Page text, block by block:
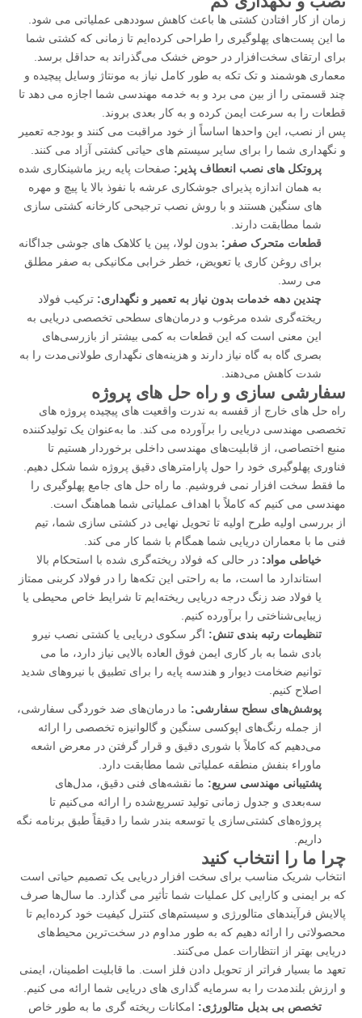
زمان از کار افتادن کشتی ها باعث کاهش سوددهی عملیاتی می شود.
ما این پست‌های پهلوگیری را طراحی کرده‌ایم تا زمانی که کشتی شما
برای ارتقای سخت‌افزار در حوض خشک می‌گذراند به حداقل برسد.
معماری هوشمند و تک تکه به طور کامل نیاز به مونتاژ وسایل پیچیده و
چند قسمتی را از بین می برد و به خدمه مهندسی شما اجازه می دهد تا
قطعات را به سرعت ایمن کرده و به کار بعدی بروند.
پس از نصب، این واحدها اساساً از خود مراقبت می کنند و بودجه تعمیر
و نگهداری شما را برای سایر سیستم های حیاتی کشتی آزاد می کنند.
پروتکل های نصب انعطاف پذیر: صفحات پایه ریز ماشینکاری شده
به همان اندازه پذیرای جوشکاری عرشه با نفوذ بالا یا پیچ و مهره
های سنگین هستند و با روش نصب ترجیحی کارخانه کشتی سازی
شما مطابقت دارند.
قطعات متحرک صفر: بدون لولا، پین یا کلاهک های جوشی جداگانه
برای روغن کاری یا تعویض، خطر خرابی مکانیکی به صفر مطلق
می رسد.
چندین دهه خدمات بدون نیاز به تعمیر و نگهداری: ترکیب فولاد
ریخته‌گری شده مرغوب و درمان‌های سطحی تخصصی دریایی به
این معنی است که این قطعات به کمی بیشتر از بازرسی‌های
بصری گاه به گاه نیاز دارند و هزینه‌های نگهداری طولانی‌مدت را به
شدت کاهش می‌دهند.
سفارشی سازی و راه حل های پروژه
راه حل های خارج از قفسه به ندرت واقعیت های پیچیده پروژه های
تخصصی مهندسی دریایی را برآورده می کند. ما به‌عنوان یک تولیدکننده
منبع اختصاصی، از قابلیت‌های مهندسی داخلی برخوردار هستیم تا
فناوری پهلوگیری خود را حول پارامترهای دقیق پروژه شما شکل دهیم.
ما فقط سخت افزار نمی فروشیم. ما راه حل های جامع پهلوگیری را
مهندسی می کنیم که کاملاً با اهداف عملیاتی شما هماهنگ است.
از بررسی اولیه طرح اولیه تا تحویل نهایی در کشتی سازی شما، تیم
فنی ما با معماران دریایی شما همگام با شما کار می کند.
خیاطی مواد: در حالی که فولاد ریخته‌گری شده با استحکام بالا
استاندارد ما است، ما به راحتی این تکه‌ها را در فولاد کربنی ممتاز
یا فولاد ضد زنگ درجه دریایی ریخته‌ایم تا شرایط خاص محیطی یا
زیبایی‌شناختی را برآورده کنیم.
تنظیمات رتبه بندی تنش: اگر سکوی دریایی یا کشتی نصب نیرو
بادی شما به بار کاری ایمن فوق العاده بالایی نیاز دارد، ما می
توانیم ضخامت دیوار و هندسه پایه را برای تطبیق با نیروهای شدید
اصلاح کنیم.
پوشش‌های سطح سفارشی: ما درمان‌های ضد خوردگی سفارشی،
از جمله رنگ‌های اپوکسی سنگین و گالوانیزه تخصصی را ارائه
می‌دهیم که کاملاً با شوری دقیق و قرار گرفتن در معرض اشعه
ماوراء بنفش منطقه عملیاتی شما مطابقت دارد.
پشتیبانی مهندسی سریع: ما نقشه‌های فنی دقیق، مدل‌های
سه‌بعدی و جدول زمانی تولید تسریع‌شده را ارائه می‌کنیم تا
پروژه‌های کشتی‌سازی یا توسعه بندر شما را دقیقاً طبق برنامه نگه
داریم.
چرا ما را انتخاب کنید
انتخاب شریک مناسب برای سخت افزار دریایی یک تصمیم حیاتی است
که بر ایمنی و کارایی کل عملیات شما تأثیر می گذارد. ما سال‌ها صرف
پالایش فرآیندهای متالورژی و سیستم‌های کنترل کیفیت خود کرده‌ایم تا
محصولاتی را ارائه دهیم که به طور مداوم در سخت‌ترین محیط‌های
دریایی بهتر از انتظارات عمل می‌کنند.
تعهد ما بسیار فراتر از تحویل دادن فلز است. ما قابلیت اطمینان، ایمنی
و ارزش بلندمدت را به سرمایه گذاری های دریایی شما ارائه می کنیم.
تخصص بی بدیل متالورژی: امکانات ریخته گری ما به طور خاص